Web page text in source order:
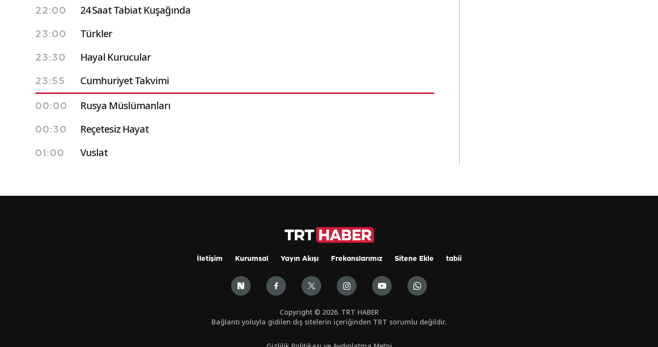
22:00 24 Saat Tabiat Kuşağında
23:00 Türkler
23:30 Hayal Kurucular
23:55 Cumhuriyet Takvimi
00:00 Rusya Müslümanları
00:30 Reçetesiz Hayat
01:00 Vuslat
İletişim Kurumsal Yayın Akışı Frekanslarımız Sitene Ekle tabii
Copyright © 2026. TRT HABER
Bağlantı yoluyla gidilen dış sitelerin içeriğinden TRT sorumlu değildir.